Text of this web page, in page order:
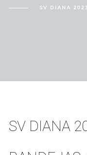
SV DIANA
SV DIANA